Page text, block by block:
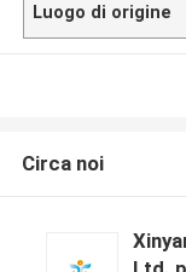
Luogo di origine
Circa noi